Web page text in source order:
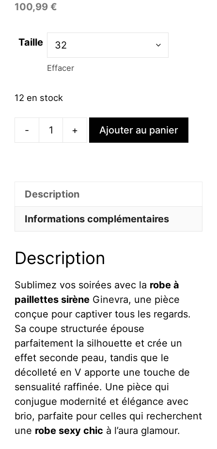
100,99 €
Taille
Effacer
12 en stock
-
quantité
Sirène
Noire
Émeraude
Décolleté
En
V
Épaules
Perlées
-
Ginevra
+ Ajouter au panier
Description
Informations complémentaires
Description
Sublimez vos soirées avec la robe à
paillettes sirène Ginevra, une pièce
conçue pour captiver tous les regards.
Sa coupe structurée épouse
parfaitement la silhouette et crée un
effet seconde peau, tandis que le
décolleté en V apporte une touche de
sensualité raffinée. Une pièce qui
conjugue modernité et élégance avec
brio, parfaite pour celles qui recherchent
une robe sexy chic à l’aura glamour.